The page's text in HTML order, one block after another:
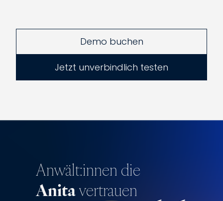
Demo buchen
Jetzt unverbindlich testen
Anwält:innen die
Anitavertrauen